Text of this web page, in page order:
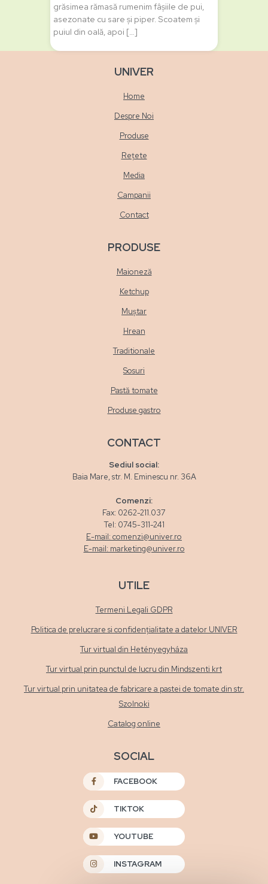
grăsimea rămasă rumenim fâșiile de pui,
asezonate cu sare și piper. Scoatem și
puiul din oală, apoi […]
UNIVER
Home
Despre Noi
Produse
Rețete
Media
Campanii
Contact
PRODUSE
Maioneză
Ketchup
Muștar
Hrean
Traditionale
Sosuri
Pastă tomate
Produse gastro
CONTACT
Sediul social:
Baia Mare, str. M. Eminescu nr. 36A
Comenzi:
Fax: 0262-211.037
Tel: 0745-311-241
E-mail: comenzi@univer.ro
E-mail: marketing@univer.ro
UTILE
Termeni Legali GDPR
Politica de prelucrare si confidențialitate a datelor UNIVER
Tur virtual din Hetényegyháza
Tur virtual prin punctul de lucru din Mindszenti krt
Tur virtual prin unitatea de fabricare a pastei de tomate din str.
Szolnoki
Catalog online
SOCIAL
FACEBOOK
TIKTOK
YOUTUBE
INSTAGRAM